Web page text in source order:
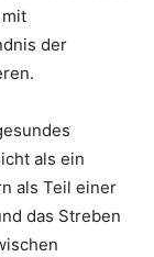
der
als ein
als Teil einer
das Streben